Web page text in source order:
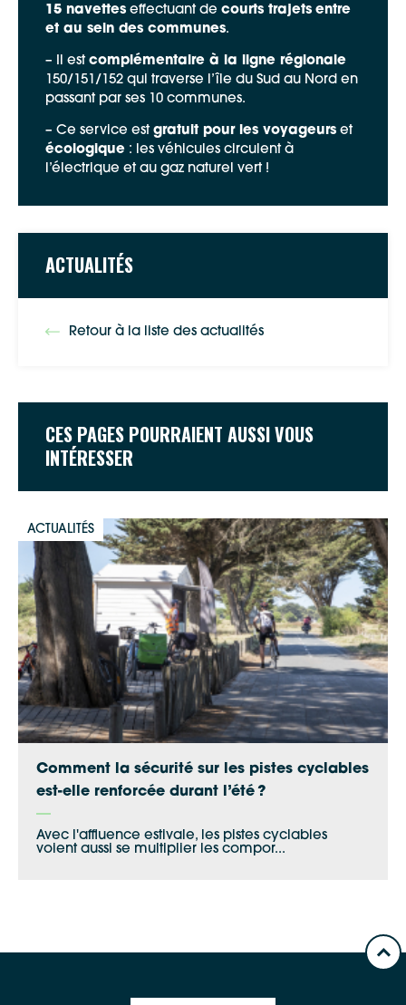
ACTUALITÉS
Retour à la liste des actualités
CES PAGES POURRAIENT AUSSI VOUS
INTÉRESSER
ACTUALITÉS
Comment la sécurité sur les pistes cyclables
est-elle renforcée durant l’été ?
Avec l'affluence estivale, les pistes cyclables
voient aussi se multiplier les compor...
15 navettes effectuant de courts trajets entre
et au sein des communes.
– Il est complémentaire à la ligne régionale
150/151/152 qui traverse l’île du Sud au Nord en
passant par ses 10 communes.
– Ce service est gratuit pour les voyageurs et
écologique : les véhicules circulent à
l’électrique et au gaz naturel vert !
Google Maps
Apple Plans